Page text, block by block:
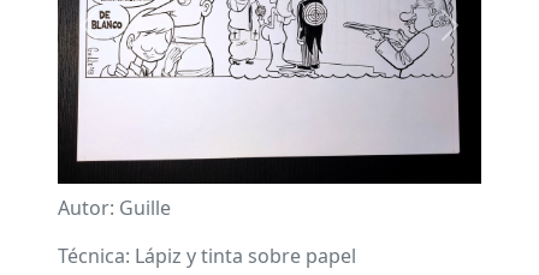
Previous Next
Autor: Guille
Técnica: Lápiz y tinta sobre papel